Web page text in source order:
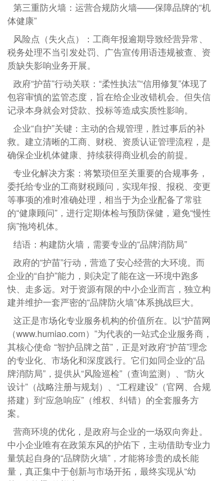
第三重防火墙：运营合规防火墙——保障品牌的“机
体健康”
风险点（失火点）：工商年报逾期导致经营异常、
税务处理不当引发处罚、广告宣传用语违规被查、资
质缺失影响业务开展。
政府“护苗”行动关联：“柔性执法”“信用修复”体现了
包容审慎的监管态度，旨在给企业改错机会。但失信
记录本身就会对贷款、投标等造成实质性影响。
企业“自护”关键：主动的合规管理，胜过事后的补
救。建立清晰的工商、财税、资质认证管理流程，是
确保企业机体健康、持续获得商业机会的前提。
专业化解决方案：将繁琐但至关重要的合规事务，
委托给专业的工商财税顾问，实现年报、报税、变更
等事项的准时准确处理，相当于为企业配备了常驻
的“健康顾问”，进行定期体检与预防保健，避免“慢性
病”拖垮机体。
结语：构建防火墙，需要专业的“品牌消防局”
政府的“护苗”行动，营造了安心经营的大环境。而
企业的“自护”能力，则决定了能在这一环境中跑多
快、走多远。对于资源有限的中小企业而言，独立构
建并维护一套严密的“品牌防火墙”体系挑战巨大。
这正是市场化专业服务机构的价值所在。以“护苗网
（www.humiao.com）”为代表的一站式企业服务商，
其核心使命 “智护品牌之苗”，正是对政府“护苗”理念
的专业化、市场化和深度践行。它们如同企业的“品
牌消防局”，提供从“风险巡检”（查询监测）、“防火
设计”（战略注册与规划）、“工程建设”（官网、合规
搭建）到“应急响应”（维权、纠错）的全套服务方
案。
营商环境的优化，是政府与企业的一场双向奔赴。
中小企业唯有在政策东风的护佑下，主动借助专业力
量筑起自身的“品牌防火墙”，才能将珍贵的成长能
量，真正集中于创新与市场开拓，最终实现从“幼